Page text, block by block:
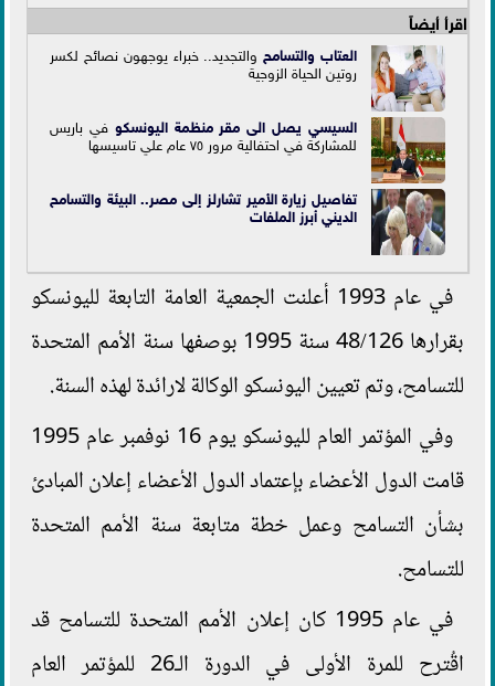
اقرأ أيضاً
العتاب والتسامحوالتجديد.. خبراء يوجهون نصائح لكسر
روتين الحياة الزوجية
السيسي يصل الى مقرمنظمة اليونسكو في باريس
للمشاركة في احتفالية مرور ٧٥ عام علي تاسيسها
تفاصيل زيارة الأمير تشارلز إلى مصر.. البيئة والتسامح
الديني أبرز الملفات
في عام 1993 أعلنت الجمعية العامة التابعة لليونسكو
بقرارها 48/126 سنة 1995 بوصفها سنة الأمم المتحدة
للتسامح، وتم تعيين اليونسكو الوكالة لارائدة لهذه السنة.
وفي المؤتمر العام لليونسكو يوم 16 نوفمبر عام 1995
قامت الدول الأعضاء بإعتماد الدول الأعضاء إعلان المبادئ
بشأن التسامح وعمل خطة متابعة سنة الأمم المتحدة
للتسامح.
في عام 1995 كان إعلان الأمم المتحدة للتسامح قد
اقُترح للمرة الأولى في الدورة الـ26 للمؤتمر العام